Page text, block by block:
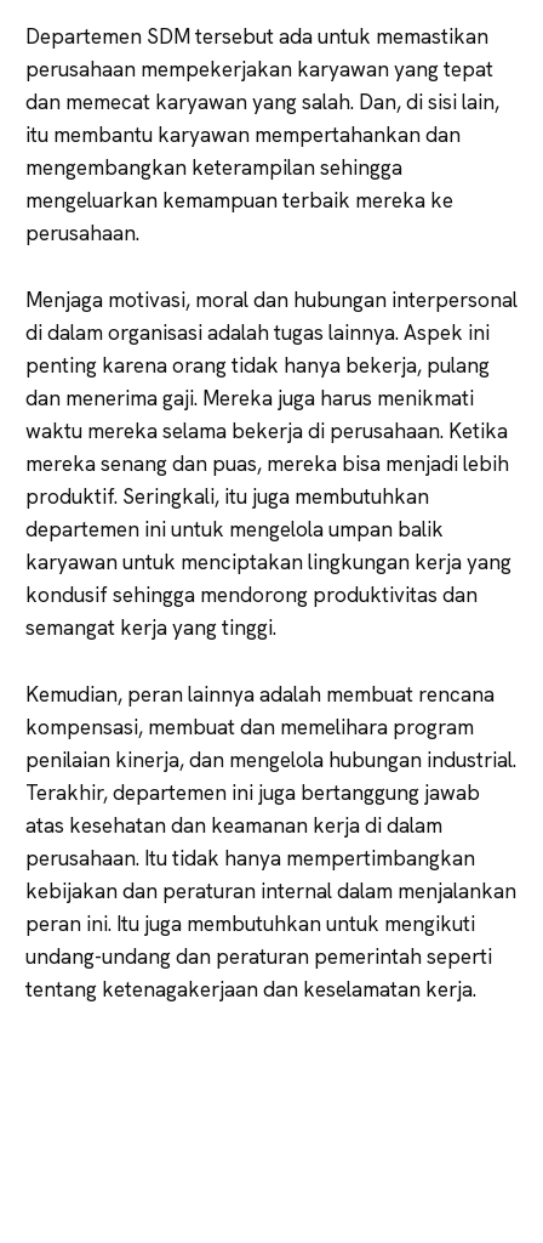
Departemen SDM tersebut ada untuk memastikan
perusahaan mempekerjakan karyawan yang tepat
dan memecat karyawan yang salah. Dan, di sisi lain,
itu membantu karyawan mempertahankan dan
mengembangkan keterampilan sehingga
mengeluarkan kemampuan terbaik mereka ke
perusahaan.
Menjaga motivasi, moral dan hubungan interpersonal
di dalam organisasi adalah tugas lainnya. Aspek ini
penting karena orang tidak hanya bekerja, pulang
dan menerima gaji. Mereka juga harus menikmati
waktu mereka selama bekerja di perusahaan. Ketika
mereka senang dan puas, mereka bisa menjadi lebih
produktif. Seringkali, itu juga membutuhkan
departemen ini untuk mengelola umpan balik
karyawan untuk menciptakan lingkungan kerja yang
kondusif sehingga mendorong produktivitas dan
semangat kerja yang tinggi.
Kemudian, peran lainnya adalah membuat rencana
kompensasi, membuat dan memelihara program
penilaian kinerja, dan mengelola hubungan industrial.
Terakhir, departemen ini juga bertanggung jawab
atas kesehatan dan keamanan kerja di dalam
perusahaan. Itu tidak hanya mempertimbangkan
kebijakan dan peraturan internal dalam menjalankan
peran ini. Itu juga membutuhkan untuk mengikuti
undang-undang dan peraturan pemerintah seperti
tentang ketenagakerjaan dan keselamatan kerja.